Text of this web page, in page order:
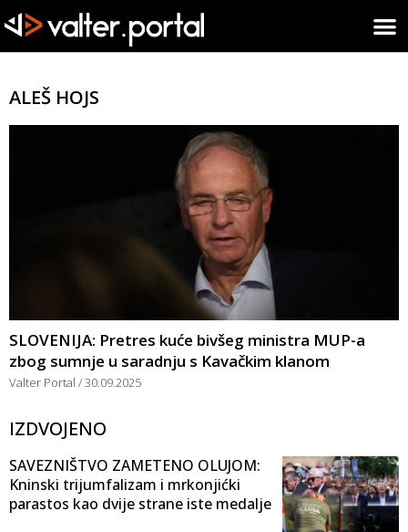
ALEŠ HOJS
SLOVENIJA: Pretres kuće bivšeg ministra MUP-a
zbog sumnje u saradnju s Kavačkim klanom
Valter Portal 30.09.2025
IZDVOJENO
SAVEZNIŠTVO ZAMETENO OLUJOM:
Kninski trijumfalizam i mrkonjićki
parastos kao dvije strane iste medalje